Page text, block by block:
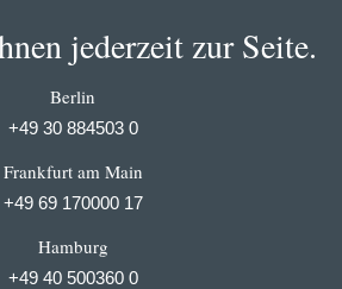
jederzeit zur Seite.
Berlin
+49 30 884503 0
Frankfurt am Main
+49 69 170000 17
Hamburg
+49 40 500360 0